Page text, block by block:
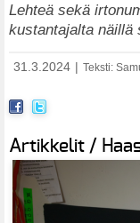
Lehteä sekä
kustantajalta näillä
31.3.2024 Teksti:
Artikkelit /